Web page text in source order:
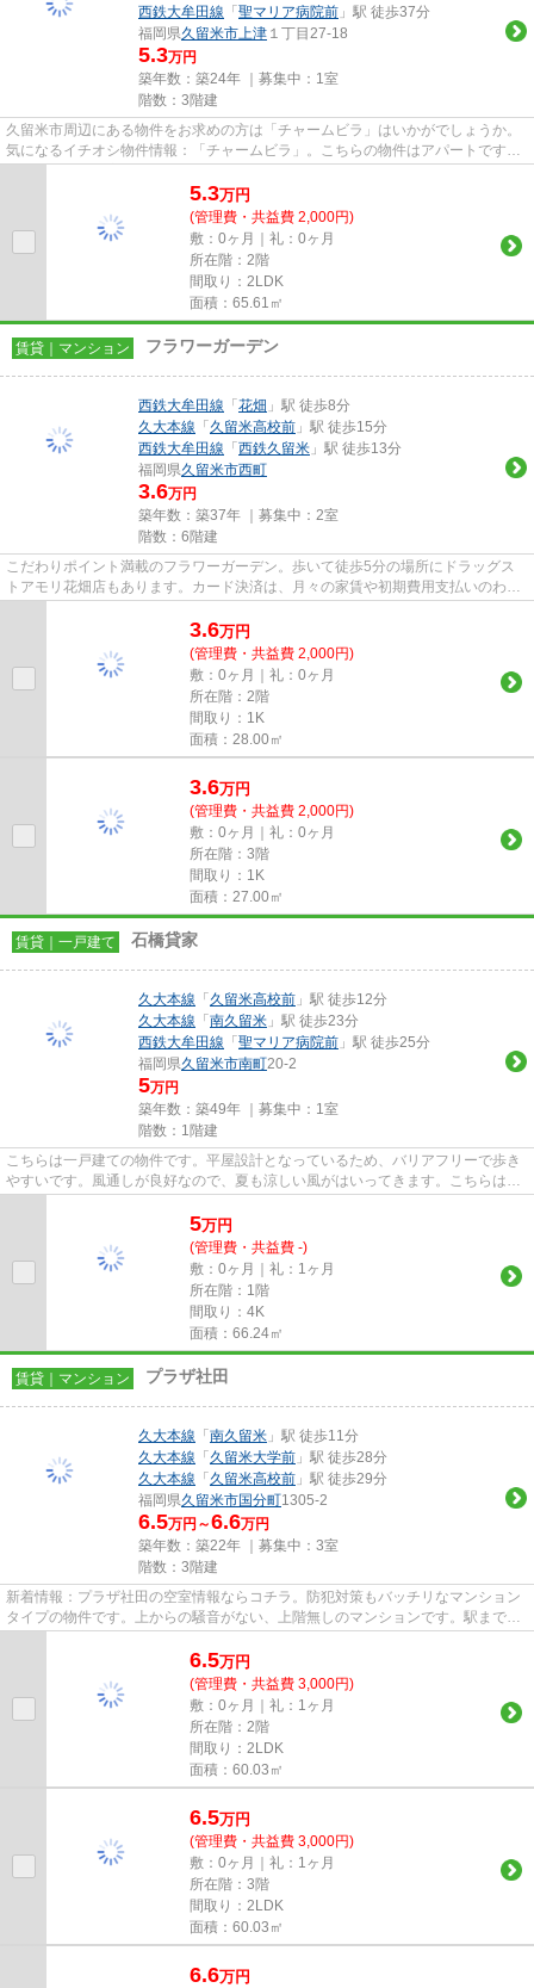
西鉄大牟田線 「聖マリア病院前 」駅 徒歩37分
福岡県久留米市 上津 １丁目27-18
5.3万円
築年数：築24年 ｜募集中： 1室
階数：3階建
久留米市周辺にある物件をお求めの方は「チャームビラ」はいかがでしょうか。
気になるイチオシ物件情報：「チャームビラ」。こちらの物件はアパートです。
夏場の電気代も安く抑えられ...
5.3万円
(管理費・共益費 2,000円)
敷：0ヶ月｜礼：0ヶ月
所在階：2階
間取り：2LDK
面積：65.61㎡
賃貸｜マンション フラワーガーデン
西鉄大牟田線 「花畑 」駅 徒歩8分
久大本線 「久留米高校前 」駅 徒歩15分
西鉄大牟田線 「西鉄久留米 」駅 徒歩13分
福岡県久留米市西町
3.6万円
築年数：築37年 ｜募集中： 2室
階数：6階建
こだわりポイント満載のフラワーガーデン。歩いて徒歩5分の場所にドラッグス
トアモリ花畑店もあります。カード決済は、月々の家賃や初期費用支払いのわず
らわしさを解消してくれます。...
3.6万円
(管理費・共益費 2,000円)
敷：0ヶ月｜礼：0ヶ月
所在階：2階
間取り：1K
面積：28.00㎡
3.6万円
(管理費・共益費 2,000円)
敷：0ヶ月｜礼：0ヶ月
所在階：3階
間取り：1K
面積：27.00㎡
賃貸｜一戸建て 石橋貸家
久大本線 「久留米高校前 」駅 徒歩12分
久大本線 「南久留米 」駅 徒歩23分
西鉄大牟田線 「聖マリア病院前 」駅 徒歩25分
福岡県久留米市南町20-2
5万円
築年数：築49年 ｜募集中： 1室
階数：1階建
こちらは一戸建ての物件です。平屋設計となっているため、バリアフリーで歩き
やすいです。風通しが良好なので、夏も涼しい風がはいってきます。こちらは初
期費用をカードでお支払いい...
5万円
(管理費・共益費 -)
敷：0ヶ月｜礼：1ヶ月
所在階：1階
間取り：4K
面積：66.24㎡
賃貸｜マンション プラザ社田
久大本線 「南久留米 」駅 徒歩11分
久大本線 「久留米大学前 」駅 徒歩28分
久大本線 「久留米高校前 」駅 徒歩29分
福岡県久留米市国分町1305-2
6.5万円～6.6万円
築年数：築22年 ｜募集中： 3室
階数：3階建
新着情報：プラザ社田の空室情報ならコチラ。防犯対策もバッチリなマンション
タイプの物件です。上からの騒音がない、上階無しのマンションです。駅までの
アクセスが良い、徒歩12分の...
6.5万円
(管理費・共益費 3,000円)
敷：0ヶ月｜礼：1ヶ月
所在階：2階
間取り：2LDK
面積：60.03㎡
6.5万円
(管理費・共益費 3,000円)
敷：0ヶ月｜礼：1ヶ月
所在階：3階
間取り：2LDK
面積：60.03㎡
6.6万円